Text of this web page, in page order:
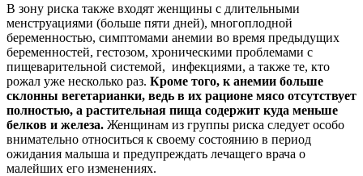
В зону риска также входят женщины с длительными
менструациями (больше пяти дней), многоплодной
беременностью, симптомами анемии во время предыдущих
беременностей, гестозом, хроническими проблемами с
пищеварительной системой, инфекциями, а также те, кто
рожал уже несколько раз. Кроме того, к анемии больше
склонны вегетарианки, ведь в их рационе мясо отсутствует
полностью, а растительная пища содержит куда меньше
белков и железа. Женщинам из группы риска следует особо
внимательно относиться к своему состоянию в период
ожидания малыша и предупреждать лечащего врача о
малейших его изменениях.